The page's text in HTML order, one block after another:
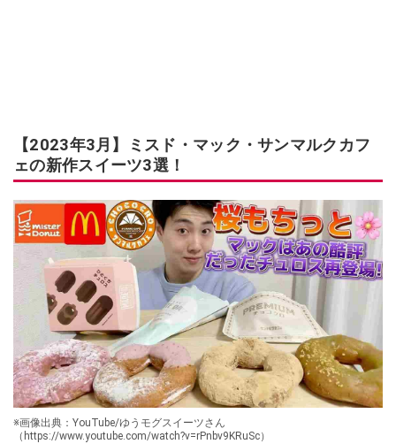
【2023年3月】ミスド・マック・サンマルクカフ
ェの新作スイーツ3選！
※画像出典：YouTube/ゆうモグスイーツさん
（https://www.youtube.com/watch?v=rPnbv9KRuSc）